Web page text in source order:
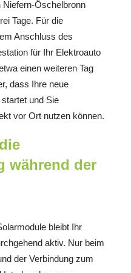
Niefern-Öschelbronn
Tage. Für die
Anschluss des
für Ihr Elektroauto
einen weiteren Tag
dass Ihre neue
und Sie
vor Ort nutzen können.
während der
bleibt Ihr
aktiv. Nur beim
der Verbindung zum